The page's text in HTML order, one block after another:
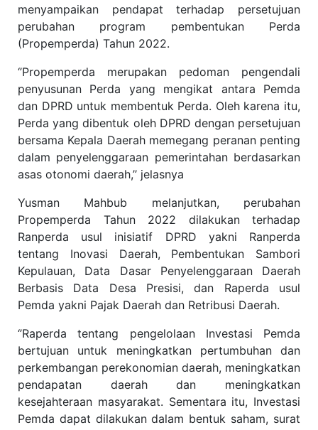
menyampaikan pendapat terhadap persetujuan
perubahan program pembentukan Perda
(Propemperda) Tahun 2022.
‘’Propemperda merupakan pedoman pengendali
penyusunan Perda yang mengikat antara Pemda
dan DPRD untuk membentuk Perda. Oleh karena itu,
Perda yang dibentuk oleh DPRD dengan persetujuan
bersama Kepala Daerah memegang peranan penting
dalam penyelenggaraan pemerintahan berdasarkan
asas otonomi daerah,’’ jelasnya
Yusman Mahbub melanjutkan, perubahan
Propemperda Tahun 2022 dilakukan terhadap
Ranperda usul inisiatif DPRD yakni Ranperda
tentang Inovasi Daerah, Pembentukan Sambori
Kepulauan, Data Dasar Penyelenggaraan Daerah
Berbasis Data Desa Presisi, dan Raperda usul
Pemda yakni Pajak Daerah dan Retribusi Daerah.
‘’Raperda tentang pengelolaan Investasi Pemda
bertujuan untuk meningkatkan pertumbuhan dan
perkembangan perekonomian daerah, meningkatkan
pendapatan daerah dan meningkatkan
kesejahteraan masyarakat. Sementara itu, Investasi
Pemda dapat dilakukan dalam bentuk saham, surat